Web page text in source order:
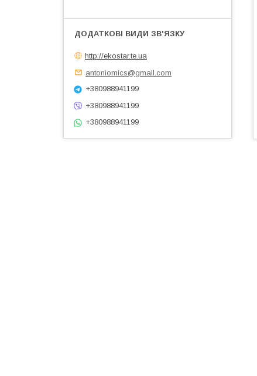
http://ekostar.te.ua
antoniomics@gmail.com
+380988941199
+380988941199
+380988941199